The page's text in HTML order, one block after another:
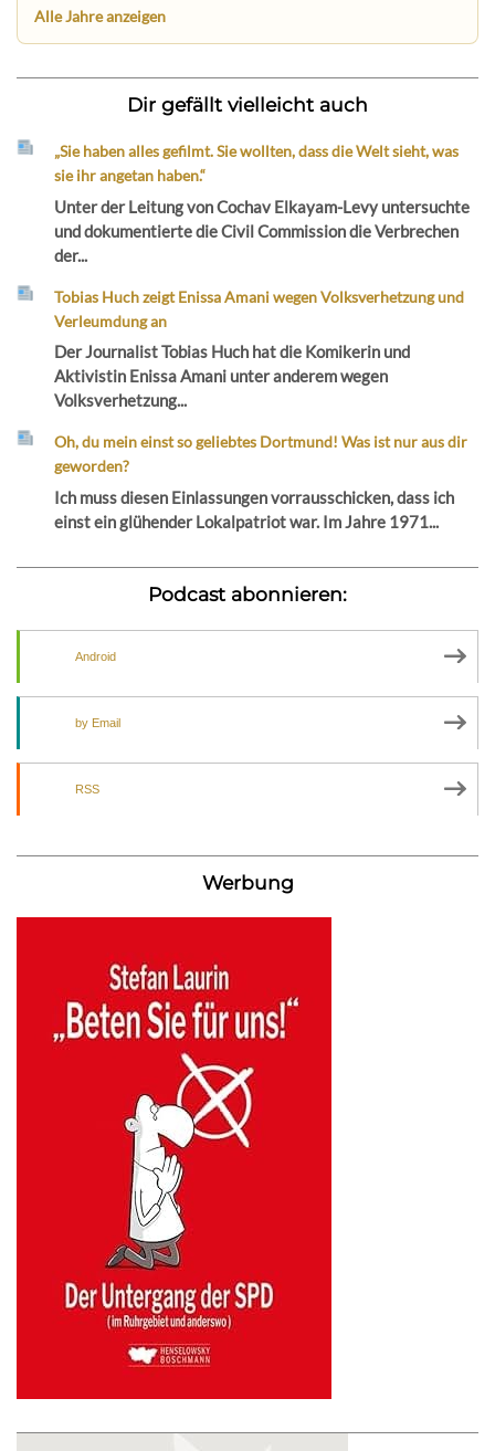
Alle Jahre anzeigen
Dir gefällt vielleicht auch
„Sie haben alles gefilmt. Sie wollten, dass die Welt sieht, was
sie ihr angetan haben.“
Unter der Leitung von Cochav Elkayam-Levy untersuchte
und dokumentierte die Civil Commission die Verbrechen
der...
Tobias Huch zeigt Enissa Amani wegen Volksverhetzung und
Verleumdung an
Der Journalist Tobias Huch hat die Komikerin und
Aktivistin Enissa Amani unter anderem wegen
Volksverhetzung...
Oh, du mein einst so geliebtes Dortmund! Was ist nur aus dir
geworden?
Ich muss diesen Einlassungen vorrausschicken, dass ich
einst ein glühender Lokalpatriot war. Im Jahre 1971...
Podcast abonnieren:
Android
by Email
RSS
Werbung